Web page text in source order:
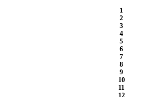
1
2
3
4
5
6
7
8
9
10
11
12